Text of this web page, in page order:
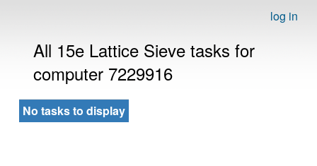
log in
All 15e Lattice Sieve tasks for
computer 7229916
No tasks to display